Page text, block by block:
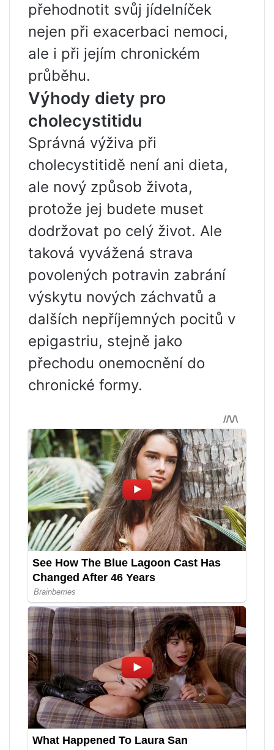
přehodnotit svůj jídelníček
nejen při exacerbaci nemoci,
ale i při jejím chronickém
průběhu.
Výhody diety pro
cholecystitidu
Správná výživa při
cholecystitidě není ani dieta,
ale nový způsob života,
protože jej budete muset
dodržovat po celý život. Ale
taková vyvážená strava
povolených potravin zabrání
výskytu nových záchvatů a
dalších nepříjemných pocitů v
epigastriu, stejně jako
přechodu onemocnění do
chronické formy.